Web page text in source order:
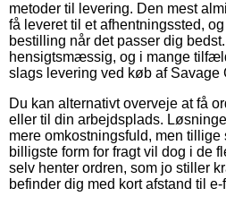
metoder til levering. Den mest
få leveret til et afhentningssted,
bestilling når det passer dig
hensigtsmæssig, og i mange
slags levering ved køb af Savage
Du kan alternativt overveje at få
eller til din arbejdsplads.
mere omkostningsfuld, men
billigste form for fragt vil dog i de
selv henter ordren, som jo stiller
befinder dig med kort afstand til